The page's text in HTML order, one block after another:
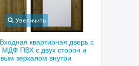
Увеличить
Арт-ММ265Полуторастворчатая входная
дверь с боковой вставкой, порошковым
синим покрытием, ручкой-скобой,